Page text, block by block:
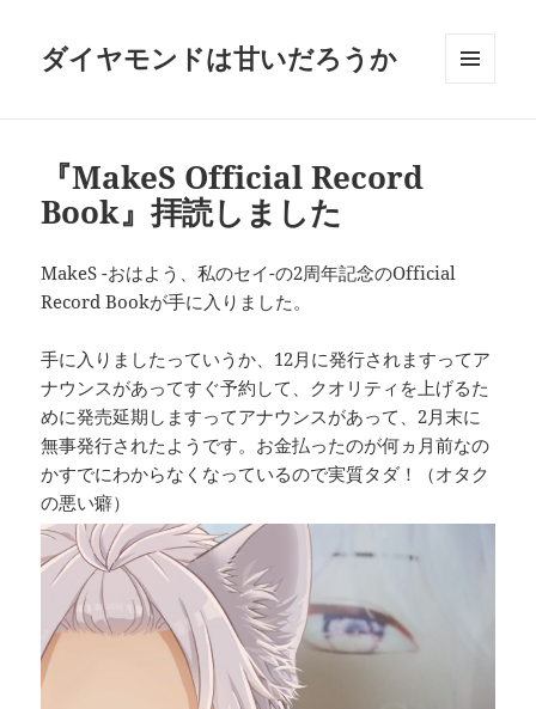
ダイヤモンドは甘いだろうか
『MakeS Official Record
Book』拝読しました
MakeS -おはよう、私のセイ-の2周年記念のOfficial
Record Bookが手に入りました。
手に入りましたっていうか、12月に発行されますってア
ナウンスがあってすぐ予約して、クオリティを上げるた
めに発売延期しますってアナウンスがあって、2月末に
無事発行されたようです。お金払ったのが何ヵ月前なの
かすでにわからなくなっているので実質タダ！（オタク
の悪い癖）